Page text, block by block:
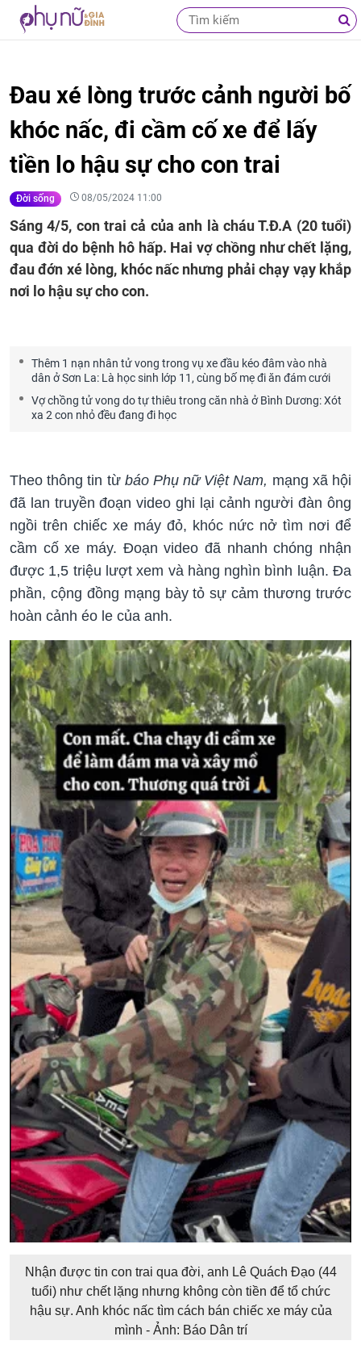
Đau xé lòng trước cảnh người bố
khóc nấc, đi cầm cố xe để lấy
tiền lo hậu sự cho con trai
Đời sống 08/05/2024 11:00
Sáng 4/5, con trai cả của anh là cháu T.Đ.A (20 tuổi)
qua đời do bệnh hô hấp. Hai vợ chồng như chết lặng,
đau đớn xé lòng, khóc nấc nhưng phải chạy vạy khắp
nơi lo hậu sự cho con.
Thêm 1 nạn nhân tử vong trong vụ xe đầu kéo đâm vào nhà
dân ở Sơn La: Là học sinh lớp 11, cùng bố mẹ đi ăn đám cưới
Vợ chồng tử vong do tự thiêu trong căn nhà ở Bình Dương: Xót
xa 2 con nhỏ đều đang đi học
Theo thông tin từbáo Phụ nữ Việt Nam, mạng xã hội
đã lan truyền đoạn video ghi lại cảnh người đàn ông
ngồi trên chiếc xe máy đỏ, khóc nức nở tìm nơi để
cầm cố xe máy. Đoạn video đã nhanh chóng nhận
được 1,5 triệu lượt xem và hàng nghìn bình luận. Đa
phần, cộng đồng mạng bày tỏ sự cảm thương trước
hoàn cảnh éo le của anh.
Nhận được tin con trai qua đời, anh Lê Quách Đạo (44
tuổi) như chết lặng nhưng không còn tiền để tổ chức
hậu sự. Anh khóc nấc tìm cách bán chiếc xe máy của
mình - Ảnh: Báo Dân trí